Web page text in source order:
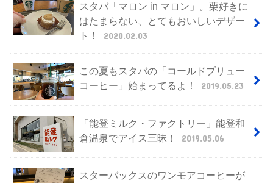
スタバ「マロン in マロン」。栗好きに
はたまらない、とてもおいしいデザー
ト！
2020.02.03
この夏もスタバの「コールドブリュー
コーヒー」始まってるよ！
2019.05.23
「能登ミルク・ファクトリー」能登和
倉温泉でアイス三昧！
2019.05.06
スターバックスのワンモアコーヒーが